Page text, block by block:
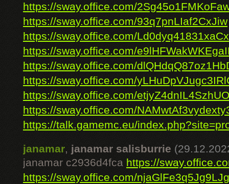
https://sway.office.com/
https://sway.office.com/93q7pnLIaf2CxJiw
https://sway.office.com/
https://sway.office.com/
https://sway.office.com/
https://sway.office.com/
https://sway.office.com/etjyZ4dnIL4SzhUO
https://sway.office.com/
https://talk.gamemc.eu/
janamar, janamar salisburrie
janamar c2936d4fca https://
https://sway.office.com/njaGlFe3q5Jg9LJg